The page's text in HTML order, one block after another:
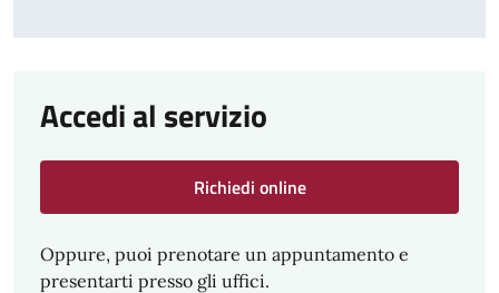
Accedi al servizio
Richiedi online
Oppure, puoi prenotare un appuntamento e
presentarti presso gli uffici.